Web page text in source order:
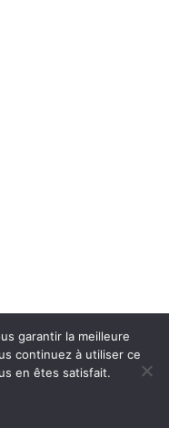
garantir la meilleure
continuez à utiliser ce
en êtes satisfait.